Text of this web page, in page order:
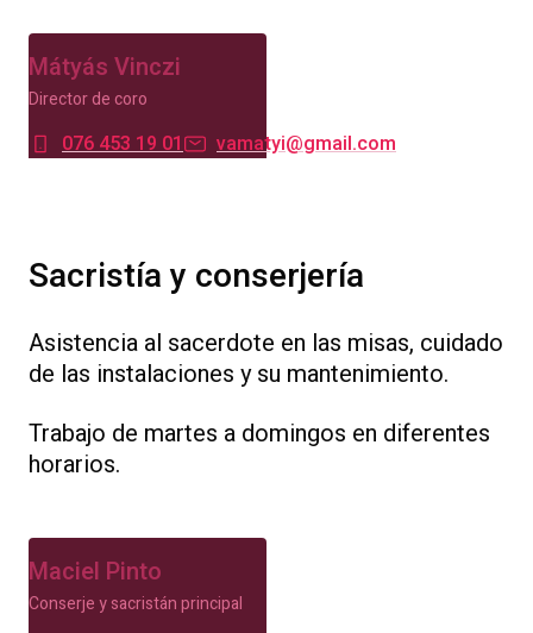
Mátyás Vinczi
Director de coro
076 453 19 01 vamatyi@gmail.com
Sacristía y conserjería
Asistencia al sacerdote en las misas, cuidado
de las instalaciones y su mantenimiento.
Trabajo de martes a domingos en diferentes
horarios.
Maciel Pinto
Conserje y sacristán principal